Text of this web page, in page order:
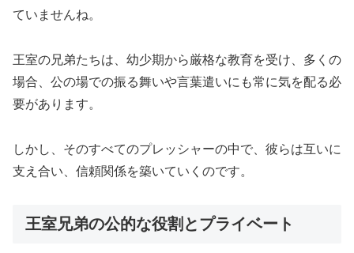
ていませんね。
王室の兄弟たちは、幼少期から厳格な教育を受け、多くの
場合、公の場での振る舞いや言葉遣いにも常に気を配る必
要があります。
しかし、そのすべてのプレッシャーの中で、彼らは互いに
支え合い、信頼関係を築いていくのです。
王室兄弟の公的な役割とプライベート